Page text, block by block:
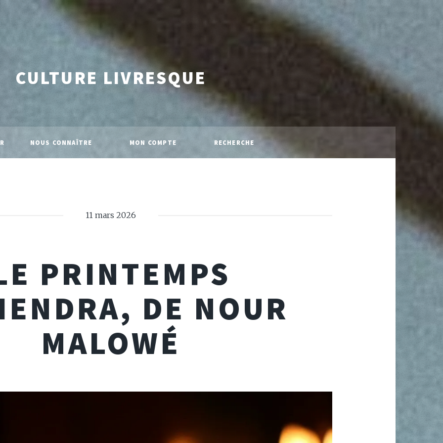
CULTURE LIVRESQUE
NOUS CONNAÎTRE MON COMPTE RECHERCHE
11 mars 2026
PRINTEMPS
DE NOUR
MALOWÉ